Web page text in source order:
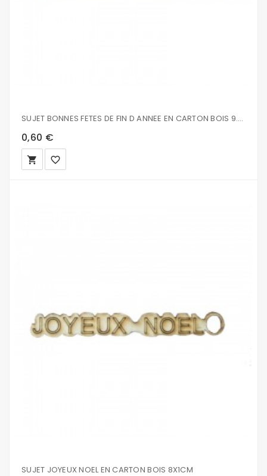
SUJET BONNES FETES DE FIN D ANNEE EN CARTON BOIS 9.8X1.4CM
0,60 €
local_grocery_store favorite_border
SUJET JOYEUX NOEL EN CARTON BOIS 8X1CM